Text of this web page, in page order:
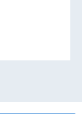
di laurea/dottorato